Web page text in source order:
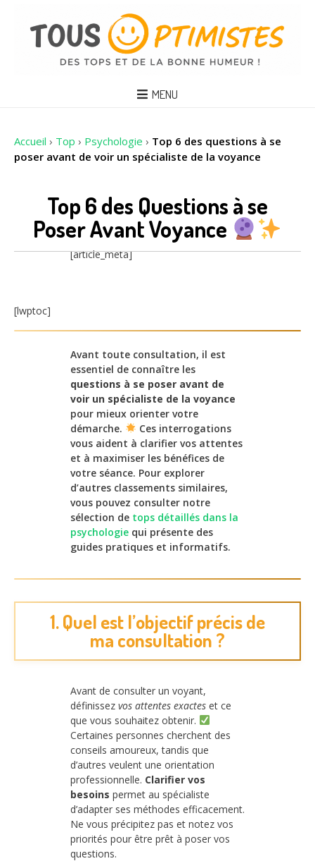
MENU
Accueil › Top › Psychologie › Top 6 des questions à se
poser avant de voir un spécialiste de la voyance
Top 6 des Questions à se
Poser Avant Voyance
[article_meta]
[lwptoc]
Avant toute consultation, il est
essentiel de connaître les
questions à se poser avant de
voir un spécialiste de la voyance
pour mieux orienter votre
démarche.
Ces interrogations
vous aident à clarifier vos attentes
et à maximiser les bénéfices de
votre séance. Pour explorer
d’autres classements similaires,
vous pouvez consulter notre
sélection de tops détaillés dans la
psychologie qui présente des
guides pratiques et informatifs.
1. Quel est l’objectif précis de
ma consultation ?
Avant de consulter un voyant,
définissez vos attentes exactes et ce
que vous souhaitez obtenir.
Certaines personnes cherchent des
conseils amoureux, tandis que
d’autres veulent une orientation
professionnelle. Clarifier vos
besoins permet au spécialiste
d’adapter ses méthodes efficacement.
Ne vous précipitez pas et notez vos
priorités pour être prêt à poser vos
questions.